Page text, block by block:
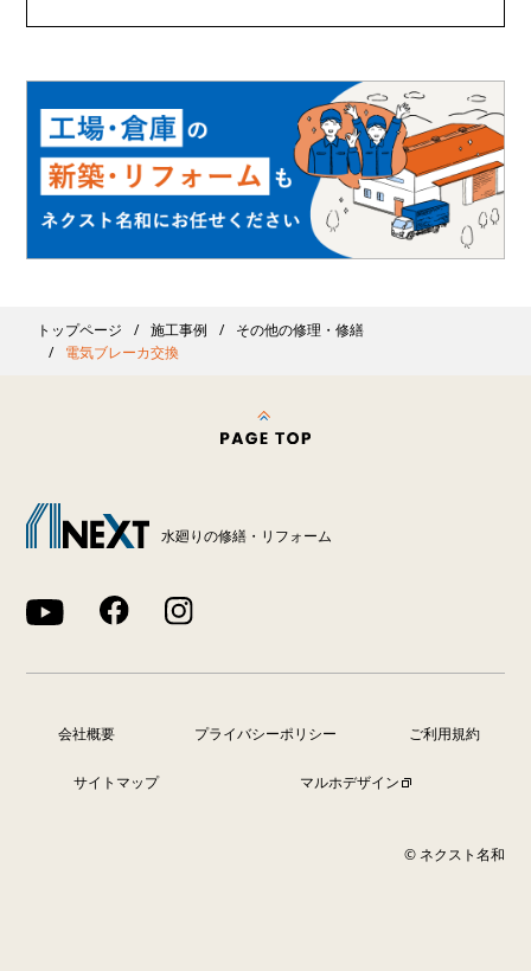
トップページ 施工事例
その他の修理・修繕
電気ブレーカ交換
水廻りの修繕・リフォーム
会社概要 プライバシーポリシー ご利用規約
サイトマップ マルホデザイン
© ネクスト名和